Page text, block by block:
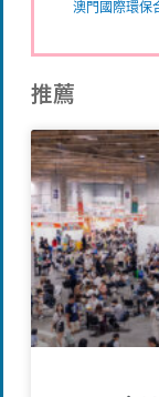
澳門國際環保
推薦